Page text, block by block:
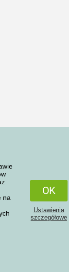
na
OK
Ustawienia
szczegółowe